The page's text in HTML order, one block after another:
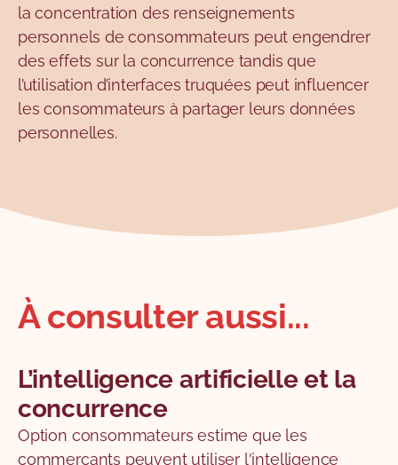
la concentration des renseignements
personnels de consommateurs peut engendrer
des effets sur la concurrence tandis que
l’utilisation d’interfaces truquées peut influencer
les consommateurs à partager leurs données
personnelles.
À consulter aussi...
L’intelligence artificielle et la
concurrence
Option consommateurs estime que les
commerçants peuvent utiliser l'intelligence